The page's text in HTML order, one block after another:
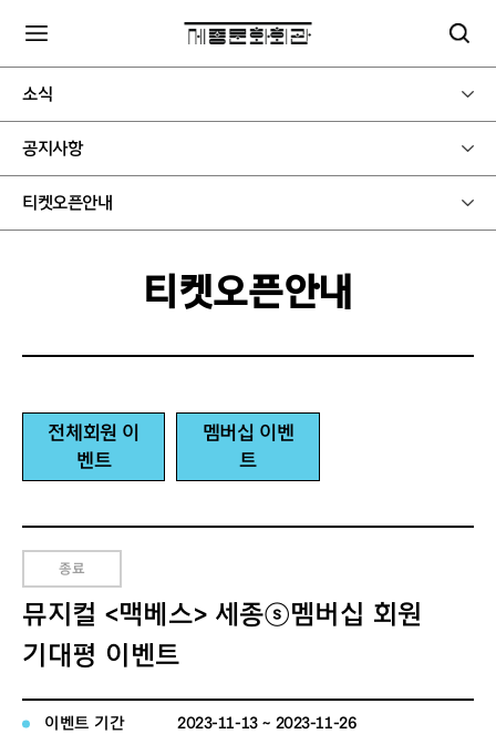
소식
공지사항
티켓오픈안내
티켓오픈안내
전체회원 이
벤트
멤버십 이벤
트
종료
뮤지컬 <맥베스> 세종ⓢ멤버십 회원
기대평 이벤트
이벤트 기간 2023-11-13 ~ 2023-11-26